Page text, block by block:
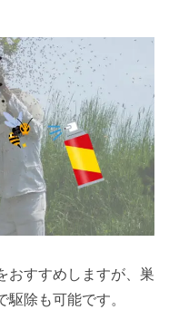
おすすめしますが、巣
除も可能です。